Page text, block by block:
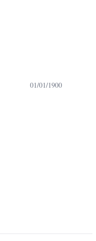
01/01/1900